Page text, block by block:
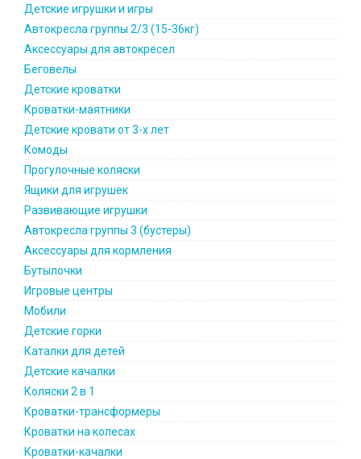
Детские игрушки и игры
Автокресла группы 2/3 (15-36кг)
Аксессуары для автокресел
Беговелы
Детские кроватки
Кроватки-маятники
Детские кровати от 3-х лет
Комоды
Прогулочные коляски
Ящики для игрушек
Развивающие игрушки
Автокресла группы 3 (бустеры)
Аксессуары для кормления
Бутылочки
Игровые центры
Мобили
Детские горки
Каталки для детей
Детские качалки
Коляски 2 в 1
Кроватки-трансформеры
Кроватки на колесах
Кроватки-качалки